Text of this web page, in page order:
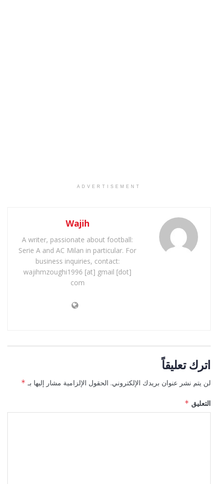
ADVERTISEMENT
Wajih
A writer, passionate about football:
Serie A and AC Milan in particular. For
business inquiries, contact:
wajihmzoughi1996 [at] gmail [dot]
com
اترك تعليقاً
لن يتم نشر عنوان بريدك الإلكتروني. الحقول الإلزامية مشار إليها بـ *
التعليق *